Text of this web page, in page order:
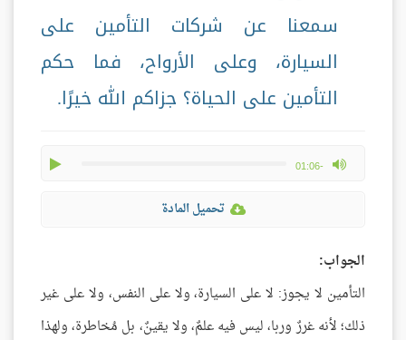
سمعنا عن شركات التأمين على
السيارة، وعلى الأرواح، فما حكم
التأمين على الحياة؟ جزاكم الله خيرًا.
-01:06
max volume
تحميل المادة
الجواب:
التأمين لا يجوز: لا على السيارة، ولا على النفس، ولا على غير
ذلك؛ لأنه غررٌ وربا، ليس فيه علمٌ، ولا يقينٌ، بل مُخاطرة، ولهذا